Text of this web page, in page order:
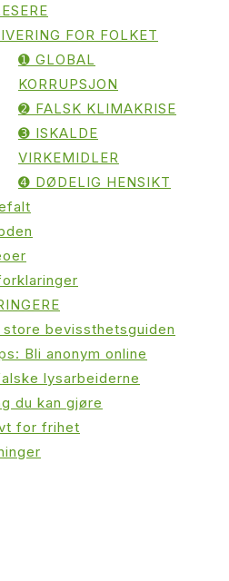
FOR FOLKET
➊ GLOBAL
KORRUPSJON
➋ FALSK KLIMAKRISE
➌ ISKALDE
VIRKEMIDLER
➍ DØDELIG HENSIKT
store bevissthetsguiden
Bli anonym online
lysarbeiderne
du kan gjøre
for frihet